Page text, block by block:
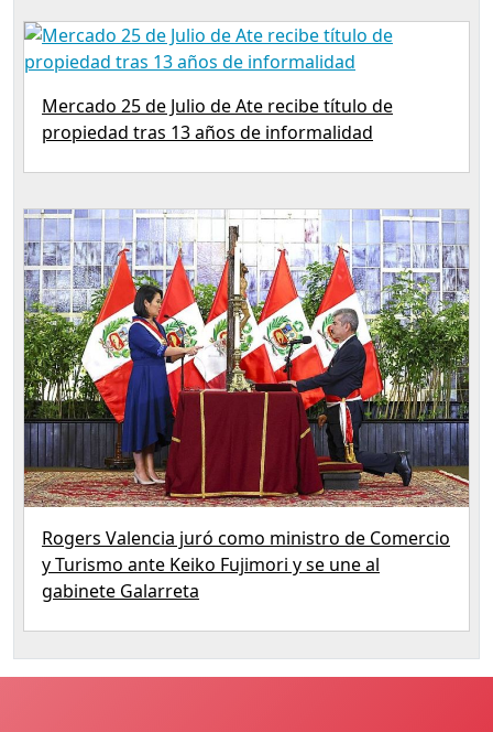
Mercado 25 de Julio de Ate recibe título de
propiedad tras 13 años de informalidad
Rogers Valencia juró como ministro de Comercio
y Turismo ante Keiko Fujimori y se une al
gabinete Galarreta